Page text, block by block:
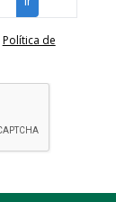
Política de